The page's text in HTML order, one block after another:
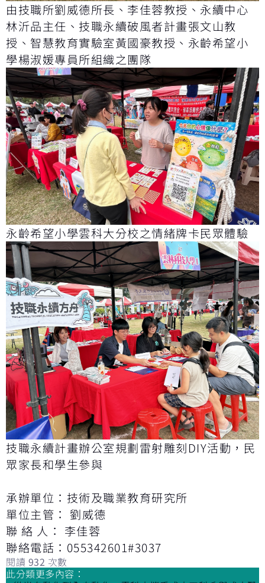
由技職所劉威德所長、李佳蓉教授、永續中心
林沂品主任、技職永續破風者計畫張文山教
授、智慧教育實驗室黃國豪教授、永齡希望小
學楊淑媛專員所組織之團隊
永齡希望小學雲科大分校之情緒牌卡民眾體驗
技職永續計畫辦公室規劃雷射雕刻DIY活動，民
眾家長和學生參與
承辦單位：技術及職業教育研究所
單位主管： 劉威德
聯 絡 人： 李佳蓉
聯絡電話：055342601#3037
閱讀 932 次數
此分類更多內容：